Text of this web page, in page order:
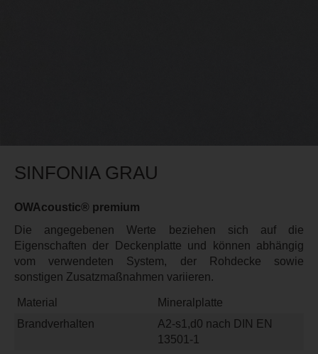
SINFONIA GRAU
OWAcoustic® premium
Die angegebenen Werte beziehen sich auf die
Eigenschaften der Deckenplatte und können abhängig
vom verwendeten System, der Rohdecke sowie
sonstigen Zusatzmaßnahmen variieren.
Material
Mineralplatte
Brandverhalten
A2-s1,d0 nach DIN EN
13501-1